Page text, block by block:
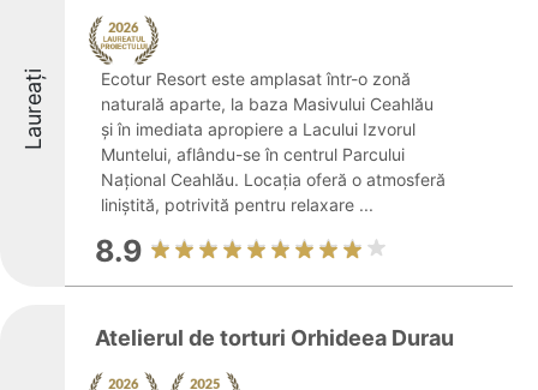
Laureați
Ecotur Resort este amplasat într-o zonă
naturală aparte, la baza Masivului Ceahlău
și în imediata apropiere a Lacului Izvorul
Muntelui, aflându-se în centrul Parcului
Național Ceahlău. Locația oferă o atmosferă
liniștită, potrivită pentru relaxare ...
8.9
Atelierul de torturi Orhideea Durau